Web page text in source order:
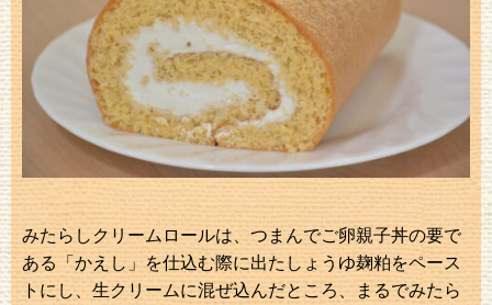
みたらしクリームロールは、つまんでご卵親子丼の要で
ある「かえし」を仕込む際に出たしょうゆ麹粕をペース
トにし、生クリームに混ぜ込んだところ、まるでみたら